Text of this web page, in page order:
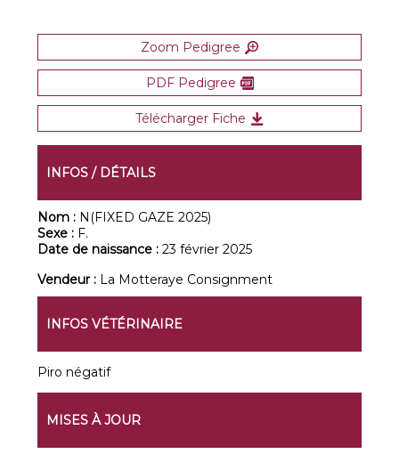
Zoom Pedigree
PDF Pedigree
Télécharger Fiche
INFOS / DÉTAILS
Nom : N(FIXED GAZE 2025)
Sexe : F.
Date de naissance :23 février 2025
Vendeur : La Motteraye Consignment
INFOS VÉTÉRINAIRE
Piro négatif
MISES À JOUR